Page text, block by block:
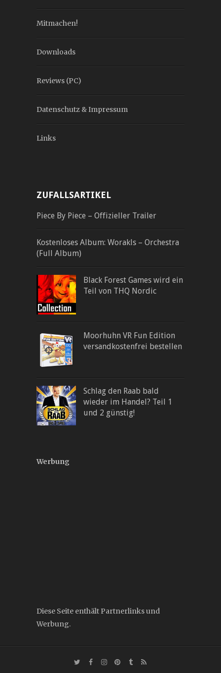
Mitmachen!
Downloads
Reviews (PC)
Datenschutz & Impressum
Links
ZUFALLSARTIKEL
Piece By Piece – Offizieller Trailer
Kostenloses Album: Worakls – Orchestra
(Full Album)
Black Forest Games wird ein
Teil von THQ Nordic
Moorhuhn VR Fun Edition
versandkostenfrei bestellen
Schlag den Raab bald
wieder im Handel? Teil 1
und 2 günstig!
Werbung
Diese Seite enthält Partnerlinks und
Werbung.